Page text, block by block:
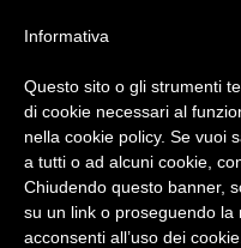
Informativa
Questo sito o gli strumenti
di cookie necessari al
nella cookie policy. Se vuoi
a tutti o ad alcuni cookie,
Chiudendo questo banner,
su un link o proseguendo la
acconsenti all’uso dei cookie.